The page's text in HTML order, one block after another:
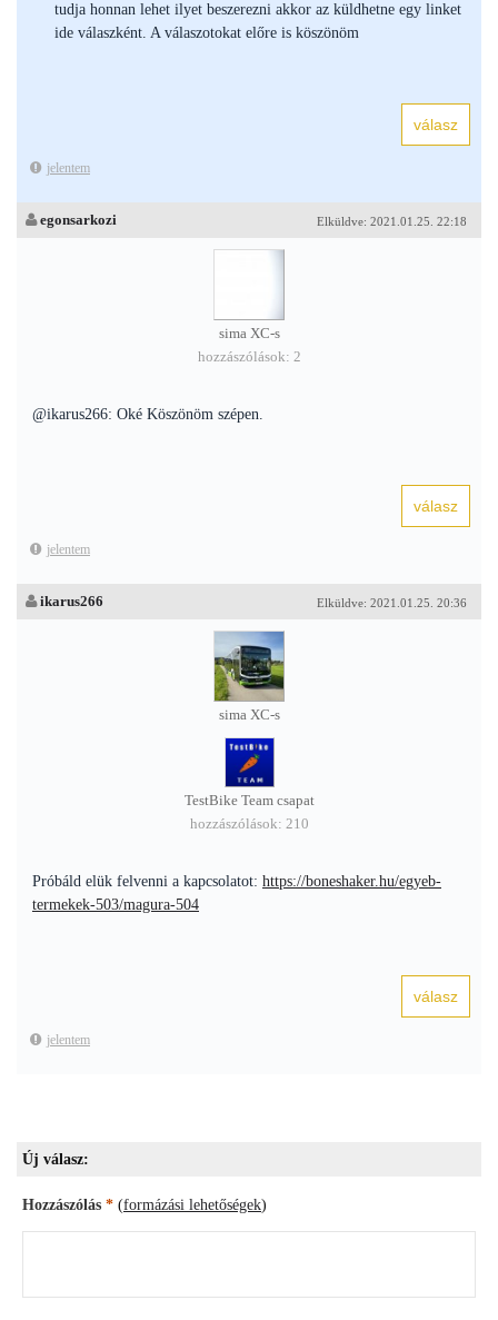
tudja honnan lehet ilyet beszerezni akkor az küldhetne egy linket
ide válaszként. A válaszotokat előre is köszönöm
jelentem
Elküldve: 2021.01.25. 22:18
egonsarkozi
sima XC-s
hozzászólások: 2
@ikarus266: Oké Köszönöm szépen.
jelentem
Elküldve: 2021.01.25. 20:36
ikarus266
sima XC-s
TestBike Team csapat
hozzászólások: 210
Próbáld elük felvenni a kapcsolatot: https://boneshaker.hu/egyeb-
termekek-503/magura-504
jelentem
Új válasz:
Hozzászólás * (formázási lehetőségek)